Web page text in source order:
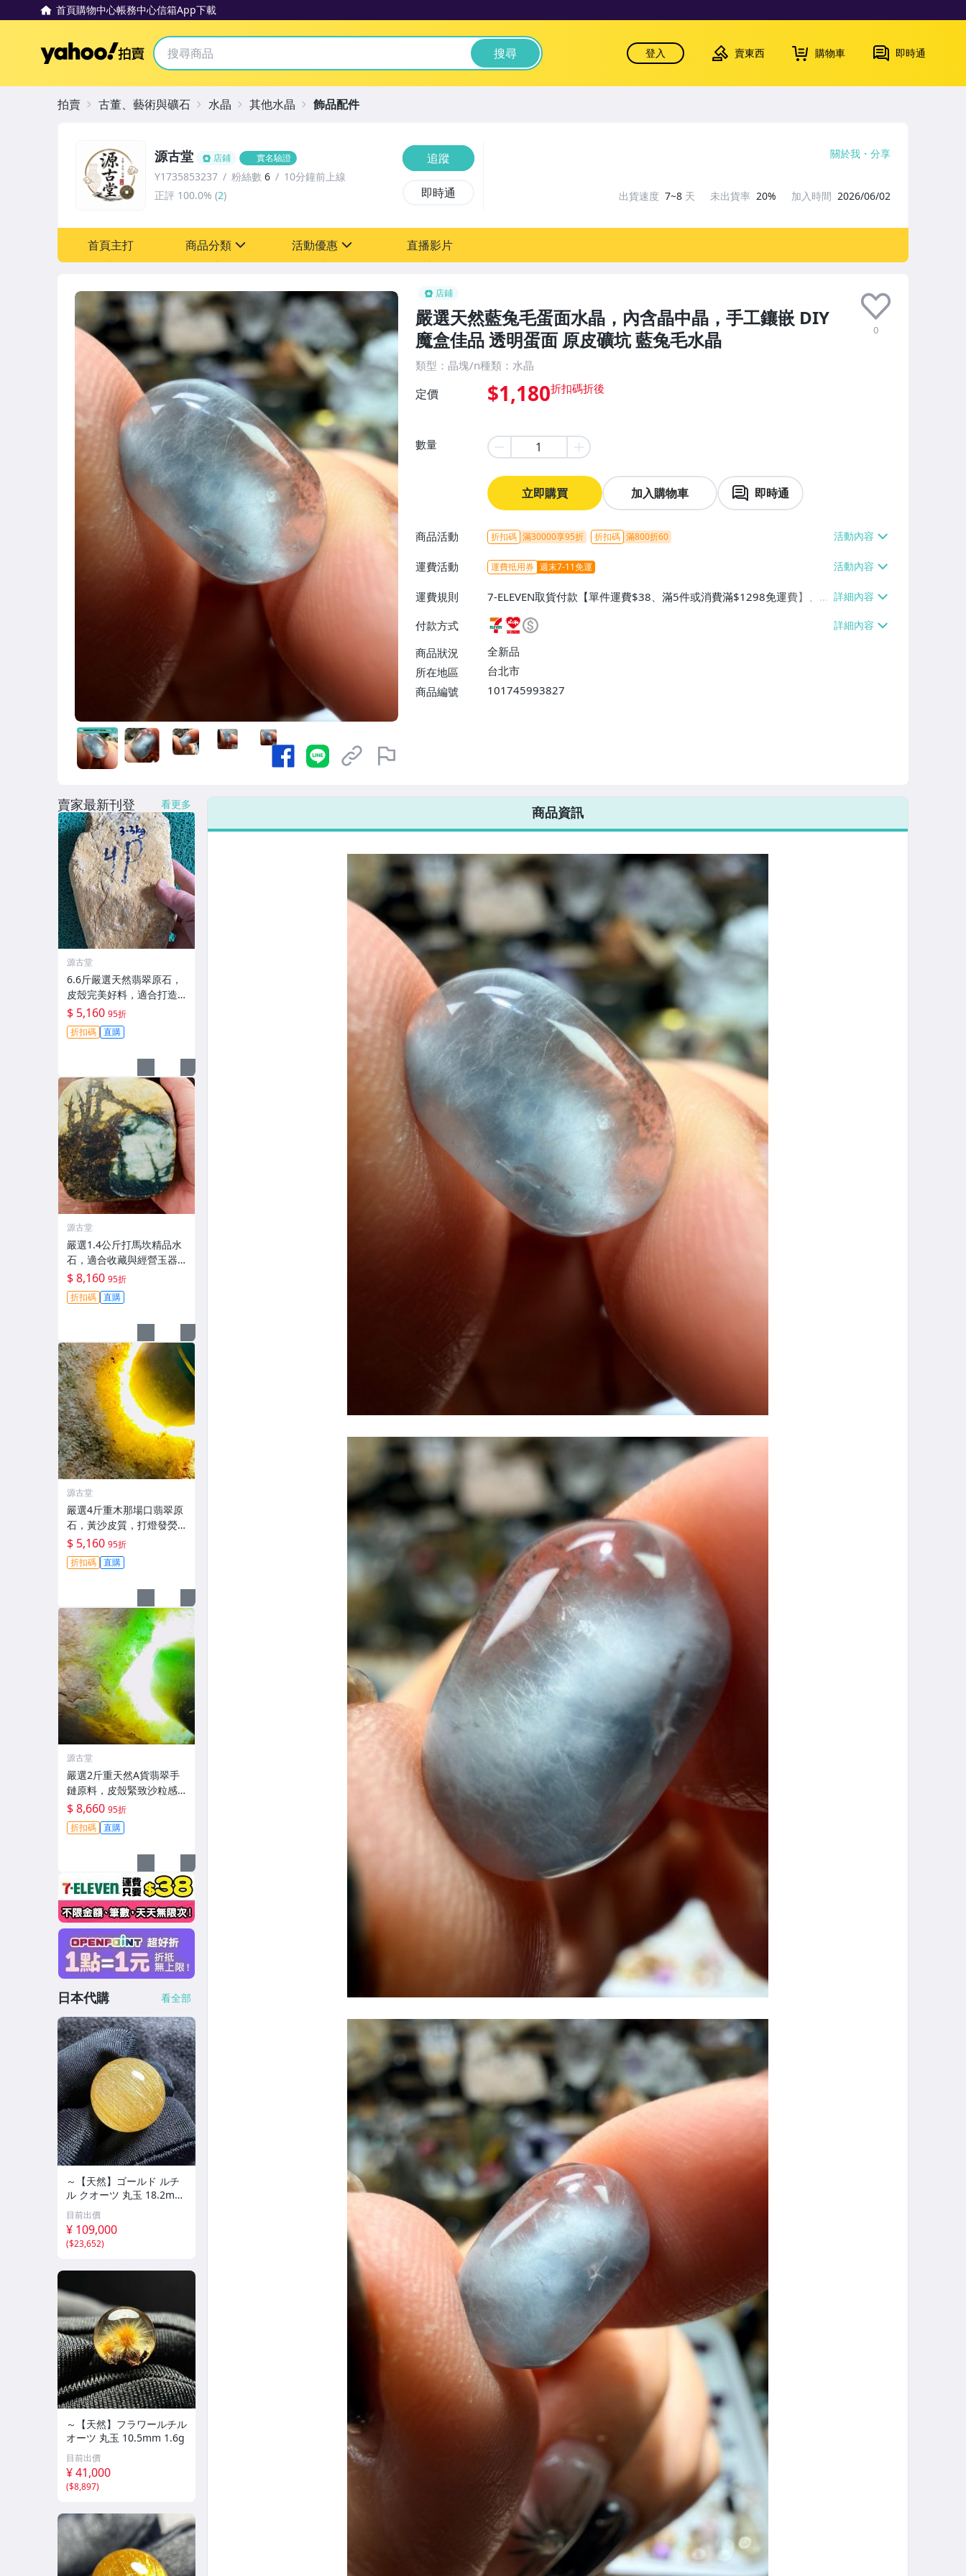
首頁購物中心帳務中心信箱App下載
Yahoo拍賣 搜尋 登入 賣東西 購物車 即時通
店鋪
嚴選天然藍兔毛蛋面水晶，內含晶中晶，手工鑲嵌 DIY
魔盒佳品 透明蛋面 原皮礦坑 藍兔毛水晶
0
類型：晶塊/n種類：水晶
定價 $1,180
數量
立即購買 加入購物車 即時通
商品活動 折扣碼 滿30000享95折 折扣碼 滿800折60
運費活動 運費抵用券 週末7-11免運
運費規則
7-ELEVEN取貨付款【單件運費$38、滿5件或消費滿$1298免運費】、7-
ELEVEN取貨不付款【免運費】、萊爾富取貨付款【單件運費$60、滿5件
或消費滿$1298免運費】、宅配/貨運【單件運費$120、滿5件或消費滿
$1598免運費】
付款方式
商品狀況
全新品
所在地區
台北市
商品編號
101745993827
源古堂 店鋪 實名驗證
Y1735853237 粉絲數 6
10分鐘前上線
正評 100.0% (2)
追蹤
即時通
關於我 分享
出貨速度 7~8 天 未出貨率 20% 加入時間 2026/06/02
首頁主打 商品分類 活動優惠
[全店] 粉絲專享
直播影片
拍賣 古董、藝術與礦石 水晶 其他水晶 飾品配件
商品資訊
賣家最新刊登 看更多
源古堂
6.6斤嚴選天然翡翠原石，
皮殼完美好料，適合打造
大器手鐲或吊牌，支持專
業加工。A貨保證品質優。
翡翠 翡翠原石 A貨翡翠
$ 5,160 95折
折扣碼 直購
源古堂
嚴選1.4公斤打馬坎精品水
石，適合收藏與經營玉器
生意 #翡翠 #天然翡翠 #A
貨翡翠玉石
$ 8,160 95折
折扣碼 直購
源古堂
嚴選4斤重木那場口翡翠原
石，黃沙皮質，打燈發熒
光，水頭優異種水足，料
子厚重，形體端正，適合
製作手鐲，天然A貨未加
$ 5,160 95折
折扣碼 直購
源古堂
嚴選2斤重天然A貨翡翠手
鏈原料，皮殼緊致沙粒感
強，水頭極佳種水足，適
合鑲嵌掛件或雕刻創作#翡
翠 #天然翡翠 #原石
$ 8,660 95折
折扣碼 直購
日本代購 看全部
～【天然】ゴールド ルチ
ル クオーツ 丸玉 18.2mm
8.5g
目前出價
¥ 109,000
($23,652)
～【天然】フラワールチル
オーツ 丸玉 10.5mm 1.6g
目前出價
¥ 41,000
($8,897)